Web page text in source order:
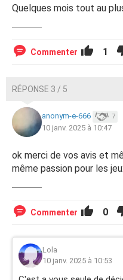
Quelques mois tout au
Commenter 1
RÉPONSE 3 / 5
anonym-e-666 7
10 janv. 2025 à 10:47
ok merci de vos avis et
même passion pour les
Commenter 0
Lola
10 janv. 2025 à 10:53